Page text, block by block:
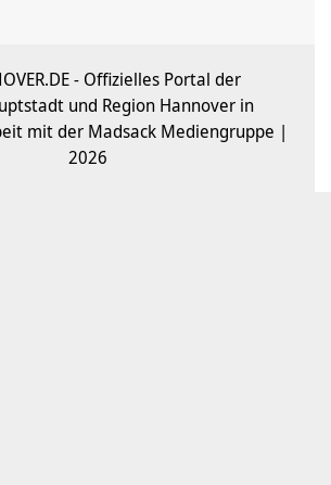
- Offizielles Portal der
und Region Hannover in
mit der Madsack Mediengruppe |
2026